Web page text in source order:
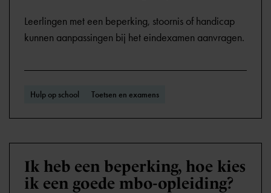
Leerlingen met een beperking, stoornis of handicap
kunnen aanpassingen bij het eindexamen aanvragen.
Hulp op school Toetsen en examens
Ik heb een beperking, hoe kies
ik een goede mbo-opleiding?